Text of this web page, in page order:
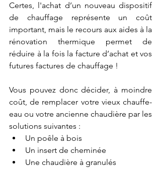
Certes, l'achat d’un nouveau dispositif
de chauffage représente un coût
important, mais le recours aux aides à la
rénovation thermique permet de
réduire à la fois la facture d’achat et vos
futures factures de chauffage !
Vous pouvez donc décider, à moindre
coût, de remplacer votre vieux chauffe-
eau ou votre ancienne chaudière par les
solutions suivantes :
Un poêle à bois
Un insert de cheminée
Une chaudière à granulés